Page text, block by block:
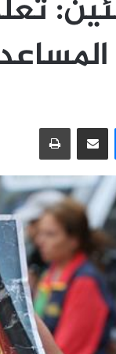
ماسنجر مشاركة عبر البريد طباعة